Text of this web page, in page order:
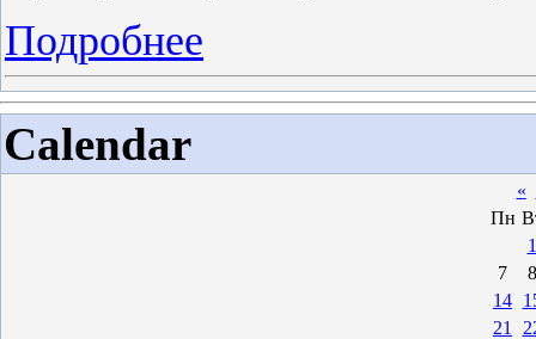
Подробнее
Calendar
«
Пн
1
7
8
14
21